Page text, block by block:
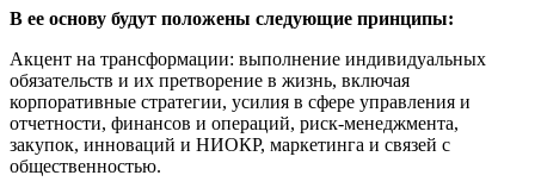
В ее основу будут положены следующие принципы:
Акцент на трансформации: выполнение индивидуальных
обязательств и их претворение в жизнь, включая
корпоративные стратегии, усилия в сфере управления и
отчетности, финансов и операций, риск-менеджмента,
закупок, инноваций и НИОКР, маркетинга и связей с
общественностью.